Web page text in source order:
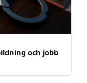
och jobb